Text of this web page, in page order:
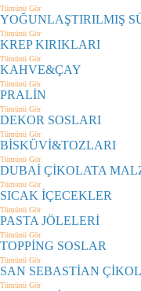
Tümünü Gör
YOĞUNLAŞTIRILMIŞ
Tümünü Gör
KREP KIRIKLARI
Tümünü Gör
KAHVE&ÇAY
Tümünü Gör
PRALİN
Tümünü Gör
DEKOR SOSLARI
Tümünü Gör
BİSKÜVİ&TOZLARI
Tümünü Gör
DUBAİ ÇİKOLATA
Tümünü Gör
SICAK İÇECEKLER
Tümünü Gör
PASTA JÖLELERİ
Tümünü Gör
TOPPİNG SOSLAR
Tümünü Gör
SAN SEBASTİAN
Tümünü Gör